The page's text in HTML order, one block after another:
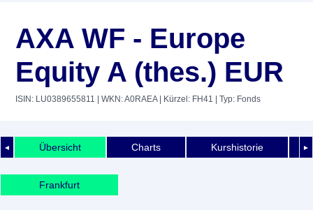
AXA WF - Europe
Equity A (thes.) EUR
ISIN: LU0389655811 | WKN: A0RAEA| Kürzel: FH41 | Typ: Fonds
◄ ►
Übersicht Charts Kurshistorie
Frankfurt